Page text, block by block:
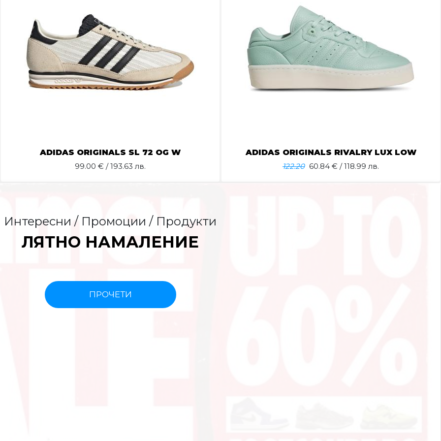
ADIDAS ORIGINALS SL 72 OG W
99.00 € / 193.63 лв.
ADIDAS ORIGINALS RIVALRY LUX LOW
122.20 60.84 € / 118.99 лв.
Интересни / Промоции / Продукти
ЛЯТНО НАМАЛЕНИЕ
ПРОЧЕТИ